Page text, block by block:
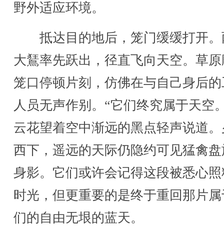
野外适应环境。
抵达目的地后，笼门缓缓打开。
大鵟率先跃出，径直飞向天空。草
笼口停顿片刻，仿佛在与自己身后
人员无声作别。“它们终究属于天空
云花望着空中渐远的黑点轻声说道
西下，遥远的天际仍隐约可见猛禽
身影。它们或许会记得这段被悉心
时光，但更重要的是终于重回那片
们的自由无垠的蓝天。